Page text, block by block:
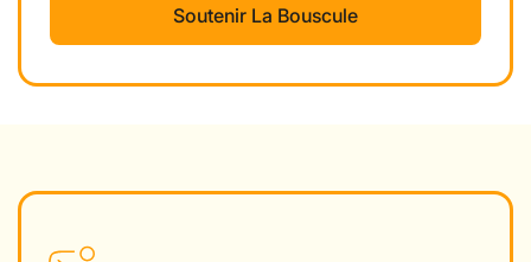
Soutenir La Bouscule